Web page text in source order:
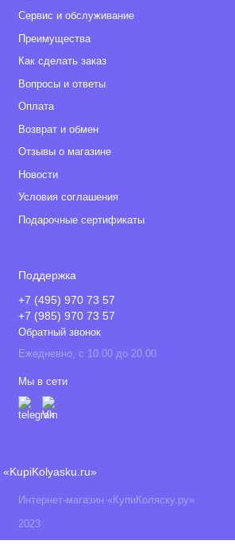
Сервис и обслуживание
Преимущества
Как сделать заказ
Вопросы и ответы
Оплата
Возврат и обмен
Отзывы о магазине
Новости
Условия соглашения
Подарочные сертификаты
Поддержка
+7 (495) 970 73 57
+7 (985) 970 73 57
Обратный звонок
Ежедневно, с 10.00 до 20.00
Мы в сети
«KupiKolyasku.ru»
Интернет-магазин «КупиКоляску.ру»
2023